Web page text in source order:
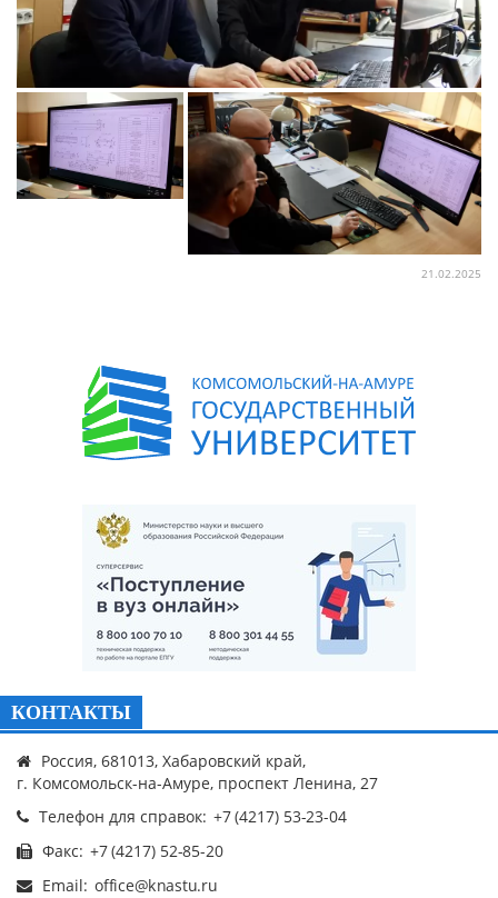
21.02.2025
КОНТАКТЫ
Россия, 681013, Хабаровский край,
г. Комсомольск-на-Амуре, проспект Ленина, 27
Телефон для справок:
Факс:
Email: